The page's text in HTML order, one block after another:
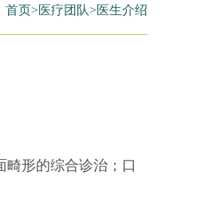
首页>医疗团队>医生介绍
形的综合诊治；口